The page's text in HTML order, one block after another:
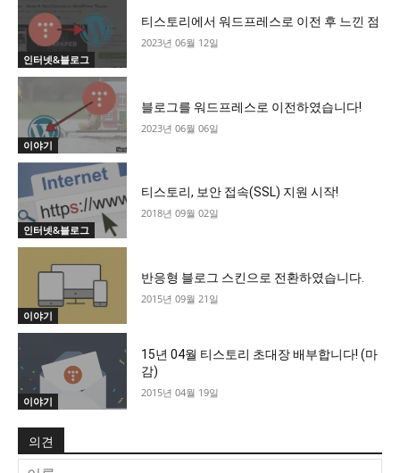
인터넷&블로그
티스토리에서 워드프레스로 이전 후 느낀 점
2023년 06월 12일
이야기
블로그를 워드프레스로 이전하였습니다!
2023년 06월 06일
인터넷&블로그
티스토리, 보안 접속(SSL) 지원 시작!
2018년 09월 02일
이야기
반응형 블로그 스킨으로 전환하였습니다.
2015년 09월 21일
이야기
15년 04월 티스토리 초대장 배부합니다! (마
감)
2015년 04월 19일
의견